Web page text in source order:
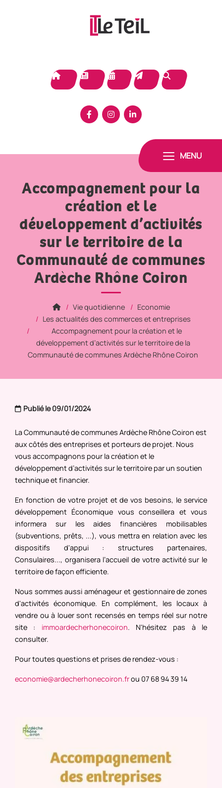
MENU
Accompagnement pour la
création et le
développement d’activités
sur le territoire de la
Communauté de communes
Ardèche Rhône Coiron
Vie quotidienne
Economie
Les actualités des commerces et entreprises
Accompagnement pour la création et le
développement d’activités sur le territoire de la
Communauté de communes Ardèche Rhône Coiron
Publié le 09/01/2024
La Communauté de communes Ardèche Rhône Coiron est
aux côtés des entreprises et porteurs de projet. Nous
vous accompagnons pour la création et le
développement d’activités sur le territoire par un soutien
technique et financier.
En fonction de votre projet et de vos besoins, le service
développement Économique vous conseillera et vous
informera sur les aides financières mobilisables
(subventions, prêts, ...), vous mettra en relation avec les
dispositifs d'appui : structures partenaires,
Consulaires..., organisera l’accueil de votre activité sur le
territoire de façon efficiente.
Nous sommes aussi aménageur et gestionnaire de zones
d'activités économique. En complément, les locaux à
vendre ou à louer sont recensés en temps réel sur notre
site : immoardecherhonecoiron. N'hésitez pas à le
consulter.
Pour toutes questions et prises de rendez-vous :
economie@ardecherhonecoiron.frou 07 68 94 39 14